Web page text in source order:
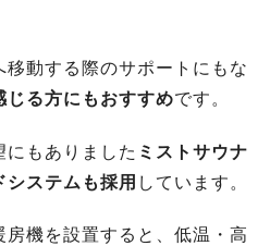
移動する際のサポートにもな
じる方にもおすすめです。
にもありました ミストサウナ
ステムも採用 しています。
房機を設置すると、低温・高